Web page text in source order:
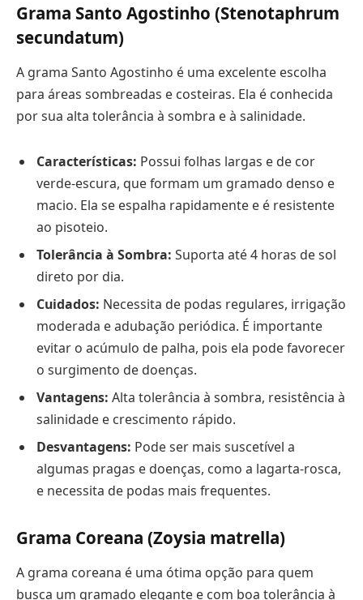
Grama Santo Agostinho (Stenotaphrum
secundatum)
A grama Santo Agostinho é uma excelente escolha
para áreas sombreadas e costeiras. Ela é conhecida
por sua alta tolerância à sombra e à salinidade.
Características: Possui folhas largas e de cor
verde-escura, que formam um gramado denso e
macio. Ela se espalha rapidamente e é resistente
ao pisoteio.
Tolerância à Sombra: Suporta até 4 horas de sol
direto por dia.
Cuidados: Necessita de podas regulares, irrigação
moderada e adubação periódica. É importante
evitar o acúmulo de palha, pois ela pode favorecer
o surgimento de doenças.
Vantagens: Alta tolerância à sombra, resistência à
salinidade e crescimento rápido.
Desvantagens: Pode ser mais suscetível a
algumas pragas e doenças, como a lagarta-rosca,
e necessita de podas mais frequentes.
Grama Coreana (Zoysia matrella)
A grama coreana é uma ótima opção para quem
busca um gramado elegante e com boa tolerância à